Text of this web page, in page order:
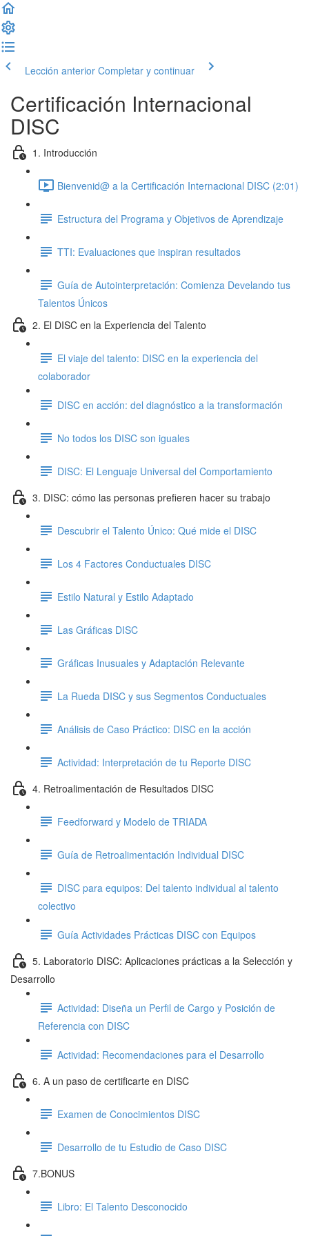
Lección anterior Completar y continuar
Certificación Internacional
DISC
1. Introducción
Bienvenid@ a la Certificación Internacional DISC (2:01)
Estructura del Programa y Objetivos de Aprendizaje
TTI: Evaluaciones que inspiran resultados
Guía de Autointerpretación: Comienza Develando tus
Talentos Únicos
2. El DISC en la Experiencia del Talento
El viaje del talento: DISC en la experiencia del
colaborador
DISC en acción: del diagnóstico a la transformación
No todos los DISC son iguales
DISC: El Lenguaje Universal del Comportamiento
3. DISC: cómo las personas prefieren hacer su trabajo
Descubrir el Talento Único: Qué mide el DISC
Los 4 Factores Conductuales DISC
Estilo Natural y Estilo Adaptado
Las Gráficas DISC
Gráficas Inusuales y Adaptación Relevante
La Rueda DISC y sus Segmentos Conductuales
Análisis de Caso Práctico: DISC en la acción
Actividad: Interpretación de tu Reporte DISC
4. Retroalimentación de Resultados DISC
Feedforward y Modelo de TRIADA
Guía de Retroalimentación Individual DISC
DISC para equipos: Del talento individual al talento
colectivo
Guía Actividades Prácticas DISC con Equipos
5. Laboratorio DISC: Aplicaciones prácticas a la Selección y
Desarrollo
Actividad: Diseña un Perfil de Cargo y Posición de
Referencia con DISC
Actividad: Recomendaciones para el Desarrollo
6. A un paso de certificarte en DISC
Examen de Conocimientos DISC
Desarrollo de tu Estudio de Caso DISC
7.BONUS
Libro: El Talento Desconocido